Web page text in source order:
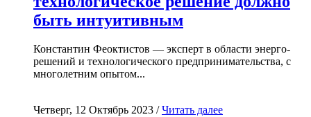
быть интуитивным
Константин Феоктистов — эксперт в области энерго-
решений и технологического предпринимательства, с
многолетним опытом...
Четверг, 12 Октябрь 2023 /Читать далее